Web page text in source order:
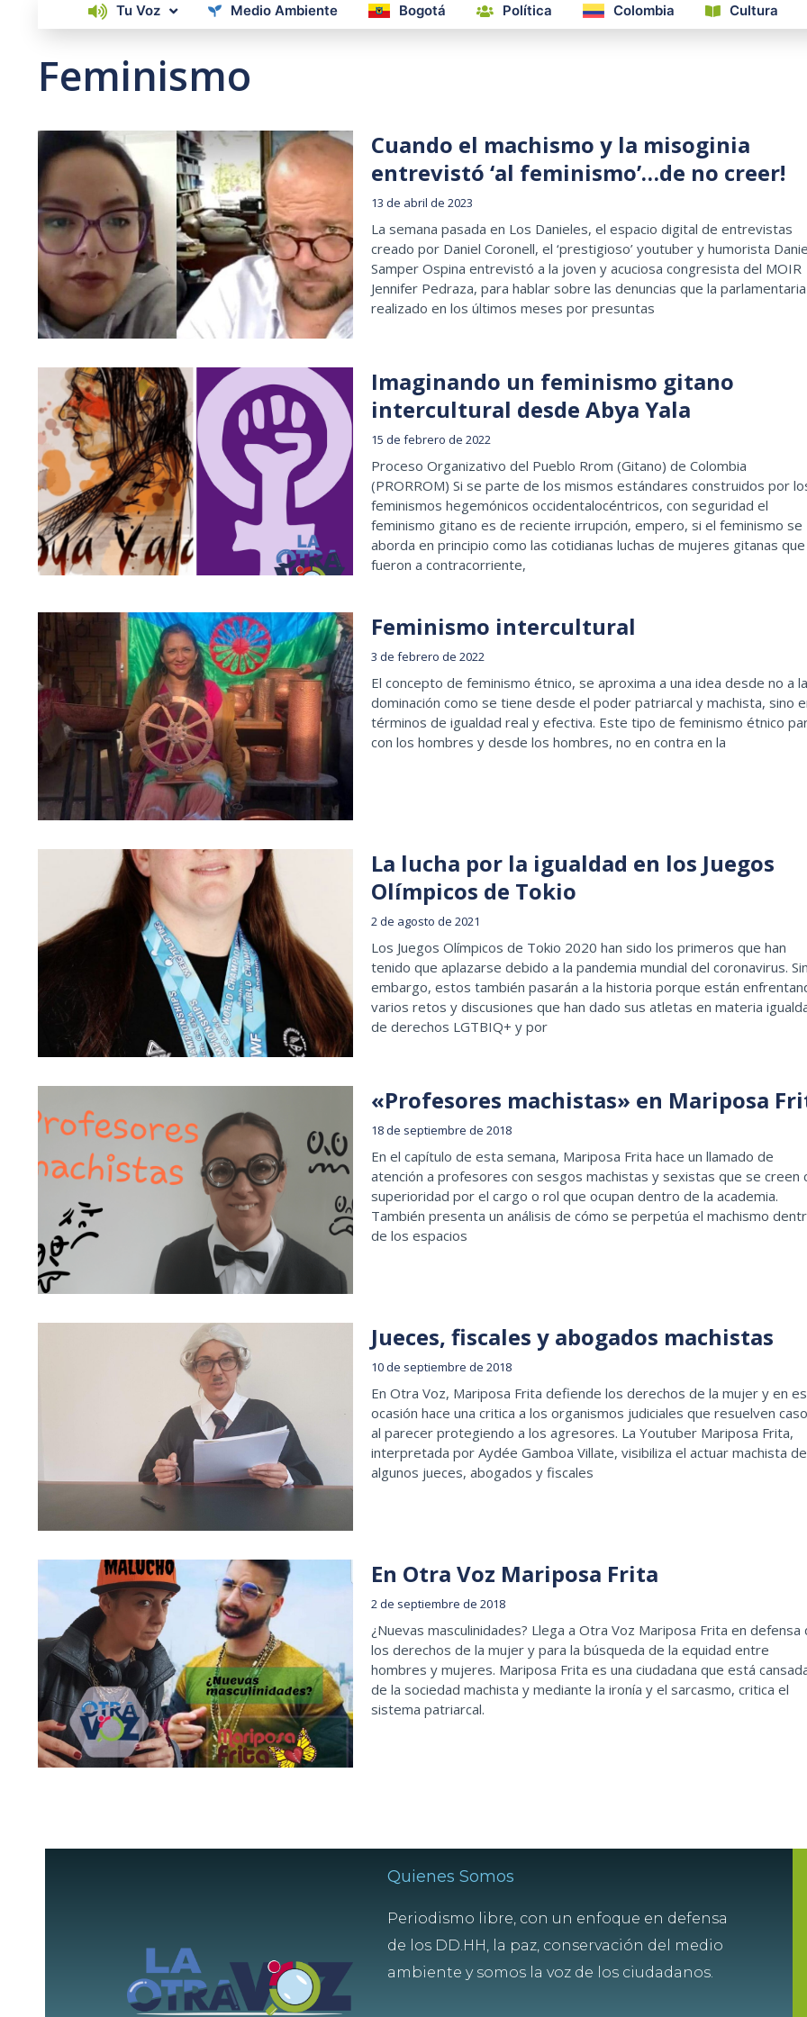
Tu Voz Medio Ambiente Bogotá Política Colombia Cultura
Feminismo
Cuando el machismo y la misoginia
entrevistó ‘al feminismo’…de no creer!
13 de abril de 2023
La semana pasada en Los Danieles, el espacio digital de entrevistas
creado por Daniel Coronell, el ‘prestigioso’ youtuber y humorista
Samper Ospina entrevistó a la joven y acuciosa congresista del MOIR
Jennifer Pedraza, para hablar sobre las denuncias que la
realizado en los últimos meses por presuntas
Imaginando un feminismo gitano
intercultural desde Abya Yala
15 de febrero de 2022
Proceso Organizativo del Pueblo Rrom (Gitano) de Colombia
(PRORROM) Si se parte de los mismos estándares construidos por
feminismos hegemónicos occidentalocéntricos, con seguridad el
feminismo gitano es de reciente irrupción, empero, si el feminismo se
aborda en principio como las cotidianas luchas de mujeres gitanas que
fueron a contracorriente,
Feminismo intercultural
3 de febrero de 2022
El concepto de feminismo étnico, se aproxima a una idea desde no a la
dominación como se tiene desde el poder patriarcal y machista, sino
términos de igualdad real y efectiva. Este tipo de feminismo étnico
con los hombres y desde los hombres, no en contra en la
La lucha por la igualdad en los Juegos
Olímpicos de Tokio
2 de agosto de 2021
Los Juegos Olímpicos de Tokio 2020 han sido los primeros que han
tenido que aplazarse debido a la pandemia mundial del coronavirus. Sin
embargo, estos también pasarán a la historia porque están
varios retos y discusiones que han dado sus atletas en materia
de derechos LGTBIQ+ y por
«Profesores machistas» en Mariposa
18 de septiembre de 2018
En el capítulo de esta semana, Mariposa Frita hace un llamado de
atención a profesores con sesgos machistas y sexistas que se creen
superioridad por el cargo o rol que ocupan dentro de la academia.
También presenta un análisis de cómo se perpetúa el machismo
de los espacios
Jueces, fiscales y abogados machistas
10 de septiembre de 2018
En Otra Voz, Mariposa Frita defiende los derechos de la mujer y en
ocasión hace una critica a los organismos judiciales que resuelven
al parecer protegiendo a los agresores. La Youtuber Mariposa Frita,
interpretada por Aydée Gamboa Villate, visibiliza el actuar machista de
algunos jueces, abogados y fiscales
En Otra Voz Mariposa Frita
2 de septiembre de 2018
¿Nuevas masculinidades? Llega a Otra Voz Mariposa Frita en defensa
los derechos de la mujer y para la búsqueda de la equidad entre
hombres y mujeres. Mariposa Frita es una ciudadana que está
de la sociedad machista y mediante la ironía y el sarcasmo, critica el
sistema patriarcal.
Quienes Somos
Periodismo libre, con un enfoque en defensa
de los DD.HH, la paz, conservación del medio
ambiente y somos la voz de los ciudadanos.